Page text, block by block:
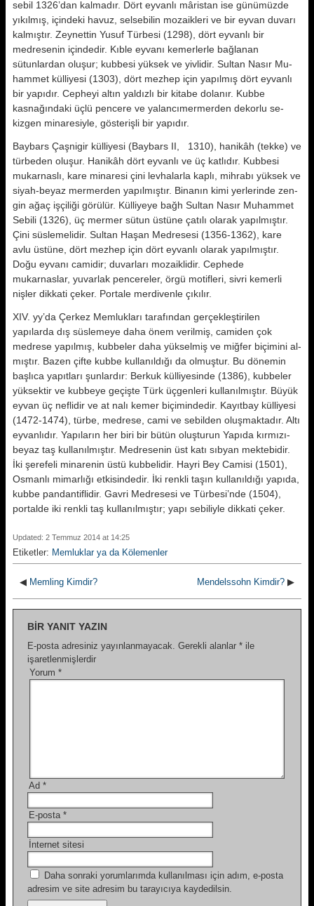
sebil 1326’dan kalma­dır. Dört eyvanlı mâristan ise günü­müzde
yıkılmış, içindeki havuz, selsebilin mozaikleri ve bir eyvan duvarı
kalmıştır. Zeynettin Yusuf Türbesi (1298), dört eyvanlı bir
medresenin içindedir. Kıble eyvanı kemerlerle bağlanan
sütunlardan oluşur; kubbe­si yüksek ve yivlidir. Sultan Nasır Mu­
hammet külliyesi (1303), dört mezhep için yapılmış dört eyvanlı
bir yapıdır. Cepheyi altın yaldızlı bir kitabe dolanır. Kubbe
kasnağındaki üçlü pence­re ve yalancımermerden dekorlu se­
kizgen minaresiyle, gösterişli bir ya­pıdır.
Baybars Çaşnigir külliyesi (Baybars II, 1310), hanikâh (tekke) ve
türbeden oluşur. Hanikâh dört eyvanlı ve üç katlıdır. Kubbesi
mukarnaslı, kare mi­naresi çini levhalarla kaplı, mihrabı yüksek ve
siyah-beyaz mermerden ya­pılmıştır. Binanın kimi yerlerinde zen­
gin ağaç işçiliği görülür. Külliyeye bağh Sultan Nasır Muhammet
Sebili (1326), üç mermer sütun üstüne çatı­lı olarak yapılmıştır.
Çini süslemelidir. Sultan Haşan Medresesi (1356-1362), kare
avlu üstüne, dört mezhep için dört eyvanlı olarak yapılmıştır.
Doğu eyvanı camidir; duvarları mozaiklidir. Cephede
mukarnaslar, yuvarlak pen­cereler, örgü motifleri, sivri kemerli
nişler dikkati çeker. Portale merdi­venle çıkılır.
XIV. yy’da Çerkez Memlukları tara­fından gerçekleştirilen
yapılarda dış süslemeye daha önem verilmiş, cami­den çok
medrese yapılmış, kubbeler daha yükselmiş ve miğfer biçimini al­
mıştır. Bazen çifte kubbe kullanıldığı da olmuştur. Bu dönemin
başlıca ya­pıtları şunlardır: Berkuk külliyesinde (1386), kubbeler
yüksektir ve kubbeye geçişte Türk üç­genleri kullanılmıştır. Büyük
eyvan üç neflidir ve at nalı kemer biçimindedir. Kayıtbay külliyesi
(1472-1474), türbe, medrese, cami ve sebilden oluşmak­tadır. Altı
eyvanlıdır. Yapıların her bi­ri bir bütün oluşturun Yapıda kırmızı-
beyaz taş kullanılmıştır. Medresenin üst katı sıbyan mektebidir.
İki şerefeli minarenin üstü kubbelidir. Hayri Bey Camisi (1501),
Osmanlı mimarlı­ğı etkisindedir. İki renkli taşın kulla­nıldığı yapıda,
kubbe pandantiflidir. Gavri Medresesi ve Türbesi’nde (1504),
portalde iki renkli taş kullanıl­mıştır; yapı sebiliyle dikkati çeker.
Updated: 2 Temmuz 2014 at 14:25
Etiketler: Memluklar ya da Kölemenler
◀ Memling Kimdir? Mendelssohn Kimdir? ▶
BIR YANIT YAZIN
E-posta adresiniz yayınlanmayacak. Gerekli alanlar * ile
işaretlenmişlerdir
Yorum *
Ad *
E-posta *
İnternet sitesi
Daha sonraki yorumlarımda kullanılması için adım, e-posta
adresim ve site adresim bu tarayıcıya kaydedilsin.